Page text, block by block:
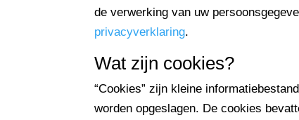
de verwerking van uw
privacyverklaring.
Wat zijn cookies?
“Cookies” zijn kleine
worden opgeslagen. De cookies